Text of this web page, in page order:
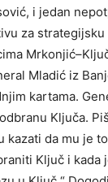
i jedan
za strategijsku
Mladić iz
kartama.
Ključa.
da mu je
Ključ i kada